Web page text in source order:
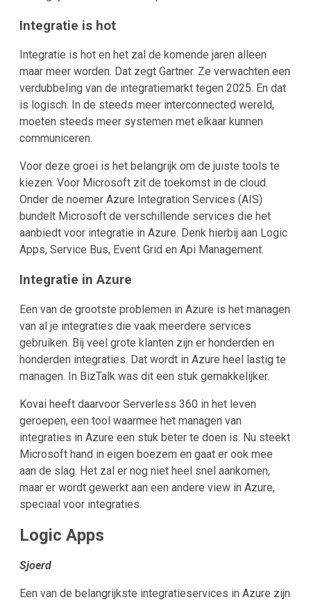
Integratie is hot
Integratie is hot en het zal de komende jaren alleen
maar meer worden. Dat zegt Gartner. Ze verwachten een
verdubbeling van de integratiemarkt tegen 2025. En dat
is logisch. In de steeds meer interconnected wereld,
moeten steeds meer systemen met elkaar kunnen
communiceren.
Voor deze groei is het belangrijk om de juiste tools te
kiezen. Voor Microsoft zit de toekomst in de cloud.
Onder de noemer Azure Integration Services (AIS)
bundelt Microsoft de verschillende services die het
aanbiedt voor integratie in Azure. Denk hierbij aan Logic
Apps, Service Bus, Event Grid en Api Management.
Integratie in Azure
Een van de grootste problemen in Azure is het managen
van al je integraties die vaak meerdere services
gebruiken. Bij veel grote klanten zijn er honderden en
honderden integraties. Dat wordt in Azure heel lastig te
managen. In BizTalk was dit een stuk gemakkelijker.
Kovai heeft daarvoor Serverless 360 in het leven
geroepen, een tool waarmee het managen van
integraties in Azure een stuk beter te doen is. Nu steekt
Microsoft hand in eigen boezem en gaat er ook mee
aan de slag. Het zal er nog niet heel snel aankomen,
maar er wordt gewerkt aan een andere view in Azure,
speciaal voor integraties.
Logic Apps
Sjoerd
Een van de belangrijkste integratieservices in Azure zijn